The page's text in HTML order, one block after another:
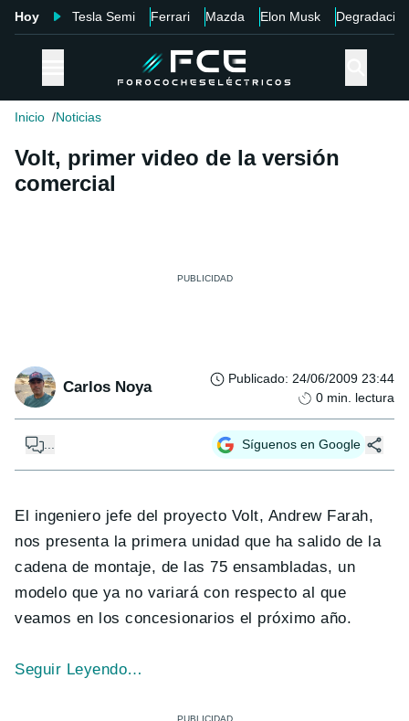
Hoy Tesla Semi Ferrari Mazda Elon Musk Degradación
Inicio Noticias
Volt, primer video de la versión
comercial
Carlos Noya Publicado: 24/06/2009 23:44
0 min. lectura
... Síguenos en Google
El ingeniero jefe del proyecto Volt, Andrew Farah,
nos presenta la primera unidad que ha salido de la
cadena de montaje, de las 75 ensambladas, un
modelo que ya no variará con respecto al que
veamos en los concesionarios el próximo año.
Seguir Leyendo…